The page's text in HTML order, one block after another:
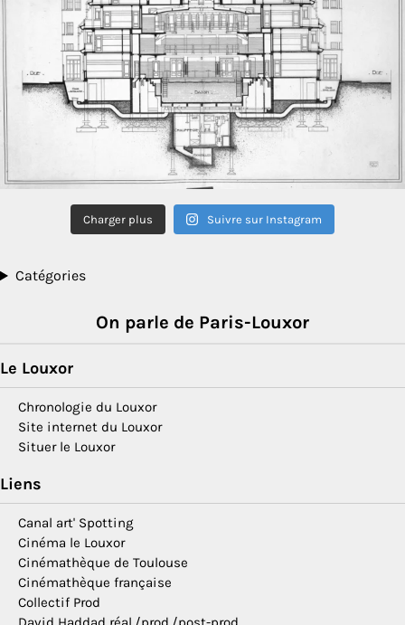
Charger plus Suivre sur Instagram
Catégories
On parle de Paris-Louxor
Le Louxor
Chronologie du Louxor
Site internet du Louxor
Situer le Louxor
Liens
Canal art' Spotting
Cinéma le Louxor
Cinémathèque de Toulouse
Cinémathèque française
Collectif Prod